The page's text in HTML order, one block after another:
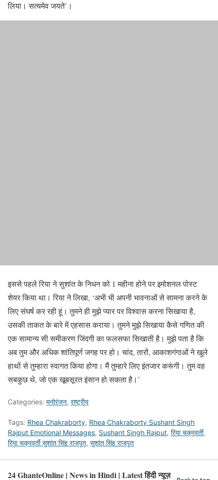
लिया। सत्यमेव जयते’।
इससे पहले रिया ने सुशांत के निधन को 1 महीना होने पर इमोशनल पोस्ट
शेयर किया था। रिया ने लिखा, ‘अभी भी अपनी भावनाओं से सामना करने के
लिए संघर्ष कर रही हूं। तुमने ही मुझे प्यार पर विश्वास करना सिखाया है,
उसकी ताकत के बारे में एहसास कराया। तुमने मुझे सिखाया कैसे गणित की
एक सामान्य सी समीकरण जिंदगी का फलसफा सिखाती है। मुझे पता है कि
अब तुम और अधिक शांतिपूर्ण जगह पर हो। चांद, तारों, आकाशगंगाओं ने खुले
हाथों से तुम्हारा स्वागत किया होगा। मैं तुम्हारे लिए इंतजार करूंगी। तुम वह
सबकुछ थे, जो एक खूबसूरत इंसान हो सकता है।’
Categories: मनोरंजन, राष्ट्रीय
Tags: Rhea Chakraborty, Rhea Chakraborty Sushant Singh
Rajput Emotional Messages, Sushant Singh Rajput, रिया चक्रवर्ती,
रिया चक्रवर्ती सुशांत सिंह राजपूत, सुशांत सिंह राजपूत
24 GhanteOnline | News in Hindi | Latest हिंदी न्यूज़